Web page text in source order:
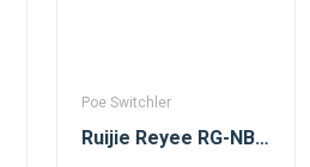
Poe Switchler
Ruijie Reyee RG-NBS3100-48GT4SFP-P 48 Port 4 Sfp L2 370W Gigabit Yönetilebilir Poe Switch